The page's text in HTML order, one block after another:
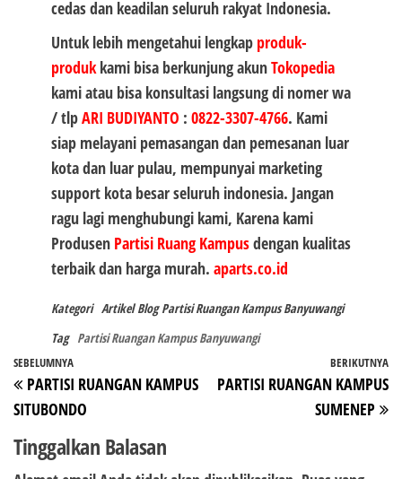
cedas dan keadilan seluruh rakyat Indonesia.
Untuk lebih mengetahui lengkap produk-
produkkami bisa berkunjung akunTokopedia
kami atau bisa konsultasi langsung di nomer wa
/ tlpARI BUDIYANTO : 0822-3307-4766. Kami
siap melayani pemasangan dan pemesanan luar
kota dan luar pulau, mempunyai marketing
support kota besar seluruh indonesia. Jangan
ragu lagi menghubungi kami, Karena kami
Produsen Partisi Ruang Kampusdengan kualitas
terbaik dan harga murah. aparts.co.id
Kategori Artikel Blog Partisi Ruangan Kampus Banyuwangi
Tag Partisi Ruangan Kampus Banyuwangi
Navigasi
pos
Pos
Sebelumnya
SEBELUMNYA
PARTISI RUANGAN KAMPUS
SITUBONDO
BERIKUTNYA
PARTISI RUANGAN KAMPUS
SUMENEP
Tinggalkan Balasan